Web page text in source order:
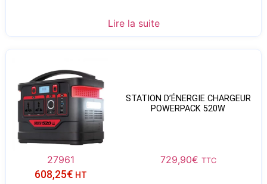
Lire la suite
STATION D’ÉNERGIE CHARGEUR
POWERPACK 520W
27961 729,90€ TTC
608,25€ HT